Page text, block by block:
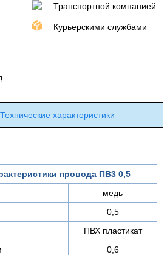
Транспортной компанией
Курьерскими службами
Технические характеристики
провода ПВ3 0,5
медь
0,5
ПВХ пластикат
0,6